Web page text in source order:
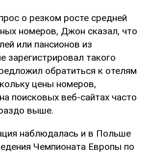
о резком росте средней
номеров, Джон сказал, что
или пансионов из
зарегистрировал такого
обратиться к отелям
цены номеров,
поисковых веб-сайтах часто
выше.
наблюдалась и в Польше
Чемпионата Европы по